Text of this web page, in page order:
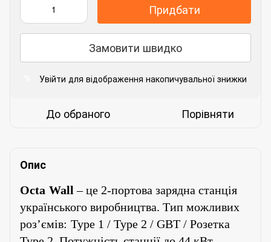
Придбати
Замовити швидко
Увійти для відображення накопичувальної знижки
До обраного Порівняти
Опис
Octa Wall – це 2-портова зарядна станція
українського виробництва. Тип можливих
роз’ємів: Type 1 / Type 2 / GBT / Розетка